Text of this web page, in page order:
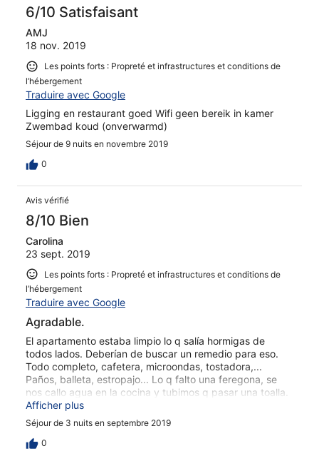
6/10 Satisfaisant
AMJ
18 nov. 2019
Les points forts : Propreté et infrastructures et conditions de
l’hébergement
Traduire avec Google
Ligging en restaurant goed Wifi geen bereik in kamer
Zwembad koud (onverwarmd)
Séjour de 9 nuits en novembre 2019
0
Avis vérifié
8/10 Bien
Carolina
23 sept. 2019
Les points forts : Propreté et infrastructures et conditions de
l’hébergement
Traduire avec Google
Agradable.
El apartamento estaba limpio lo q salía hormigas de
todos lados. Deberían de buscar un remedio para eso.
Todo completo, cafetera, microondas, tostadora,...
Paños, balleta, estropajo... Lo q falto una feregona, se
nos callo agua en la cocina y tubimos q pasar una toalla.
Las almohadas son muy blandas y el baño, la ducha
súper chica. Los apartamentos son muy trankilos. Lo q
dio la casualidad q coincidimos con una familia muy
escandalosa, gritos, música alta... Y eso q no tenían ni
Afficher plus
Séjour de 3 nuits en septembre 2019
0